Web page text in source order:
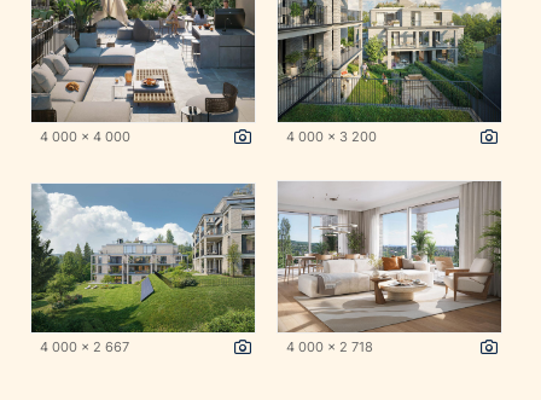
4 000 x 4 000 4 000 x 3 200
4 000 x 2 667 4 000 x 2 718